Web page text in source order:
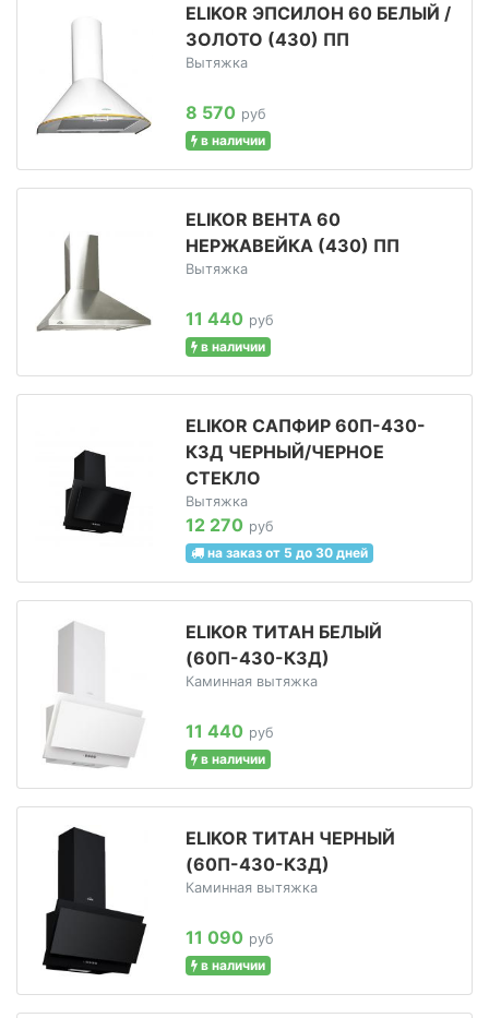
ELIKOR ЭПСИЛОН 60 БЕЛЫЙ /
ЗОЛОТО (430) ПП
Вытяжка
8 570 руб
в наличии
ELIKOR ВЕНТА 60
НЕРЖАВЕЙКА (430) ПП
Вытяжка
11 440 руб
в наличии
ELIKOR САПФИР 60П-430-
К3Д ЧЕРНЫЙ/ЧЕРНОЕ
СТЕКЛО
Вытяжка
12 270 руб
на заказ от 5 до 30 дней
ELIKOR ТИТАН БЕЛЫЙ
(60П-430-К3Д)
Каминная вытяжка
11 440 руб
в наличии
ELIKOR ТИТАН ЧЕРНЫЙ
(60П-430-К3Д)
Каминная вытяжка
11 090 руб
в наличии